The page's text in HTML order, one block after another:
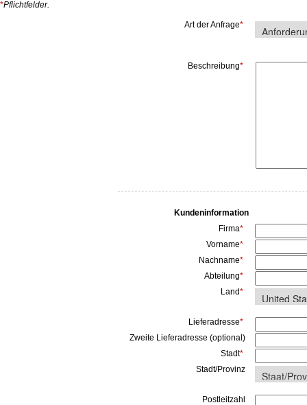
*Pflichtfelder.
Art der Anfrage*
Beschreibung*
Kundeninformation
Firma*
Vorname*
Nachname*
Abteilung*
Land*
Lieferadresse*
Zweite Lieferadresse (optional)
Stadt*
Stadt/Provinz
Postleitzahl